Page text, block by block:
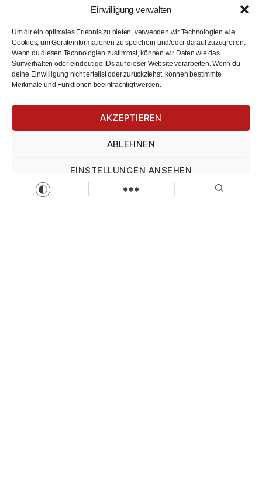
Einwilligung verwalten
Um dir ein optimales Erlebnis zu bieten, verwenden wir Technologien wie
Cookies, um Geräteinformationen zu speichern und/oder darauf zuzugreifen.
Wenn du diesen Technologien zustimmst, können wir Daten wie das
Surfverhalten oder eindeutige IDs auf dieser Website verarbeiten. Wenn du
deine Einwilligung nicht erteilst oder zurückziehst, können bestimmte
Merkmale und Funktionen beeinträchtigt werden.
AKZEPTIEREN
ABLEHNEN
EINSTELLUNGEN ANSEHEN
Impressum Impressum
Load more